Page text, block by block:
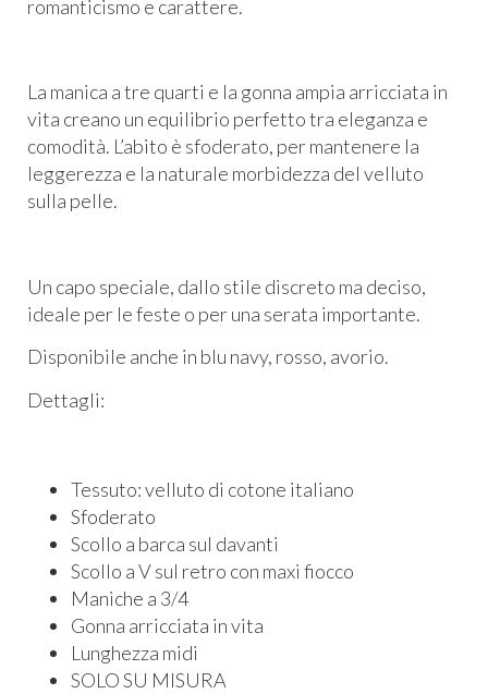
romanticismo e carattere.
La manica a tre quarti e la gonna ampia arricciata in
vita creano un equilibrio perfetto tra eleganza e
comodità. L’abito è sfoderato, per mantenere la
leggerezza e la naturale morbidezza del velluto
sulla pelle.
Un capo speciale, dallo stile discreto ma deciso,
ideale per le feste o per una serata importante.
Disponibile anche in blu navy, rosso, avorio.
Dettagli:
Tessuto: velluto di cotone italiano
Sfoderato
Scollo a barca sul davanti
Scollo a V sul retro con maxi fiocco
Maniche a 3/4
Gonna arricciata in vita
Lunghezza midi
SOLO SU MISURA